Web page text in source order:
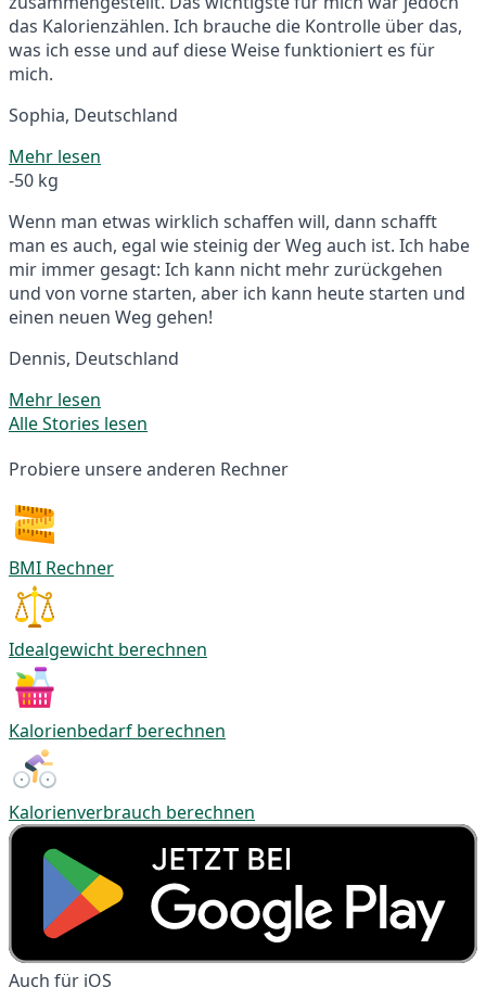
das Kalorienzählen. Ich brauche die Kontrolle über das,
was ich esse und auf diese Weise funktioniert es für
mich.
Sophia, Deutschland
Mehr lesen
-50 kg
Wenn man etwas wirklich schaffen will, dann schafft
man es auch, egal wie steinig der Weg auch ist. Ich habe
mir immer gesagt: Ich kann nicht mehr zurückgehen
und von vorne starten, aber ich kann heute starten und
einen neuen Weg gehen!
Dennis, Deutschland
Mehr lesen
Alle Stories lesen
Probiere unsere anderen Rechner
BMI Rechner
Idealgewicht berechnen
Kalorienbedarf berechnen
Kalorienverbrauch berechnen
Auch für iOS